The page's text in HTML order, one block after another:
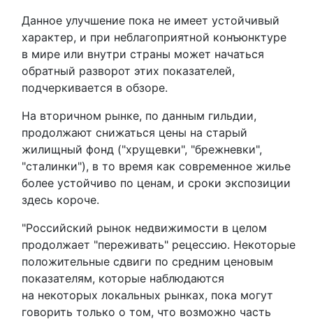
Данное улучшение пока не имеет устойчивый
характер, и при неблагоприятной конъюнктуре
в мире или внутри страны может начаться
обратный разворот этих показателей,
подчеркивается в обзоре.
На вторичном рынке, по данным гильдии,
продолжают снижаться цены на старый
жилищный фонд ("хрущевки", "брежневки",
"сталинки"), в то время как современное жилье
более устойчиво по ценам, и сроки экспозиции
здесь короче.
"Российский рынок недвижимости в целом
продолжает "переживать" рецессию. Некоторые
положительные сдвиги по средним ценовым
показателям, которые наблюдаются
на некоторых локальных рынках, пока могут
говорить только о том, что возможно часть